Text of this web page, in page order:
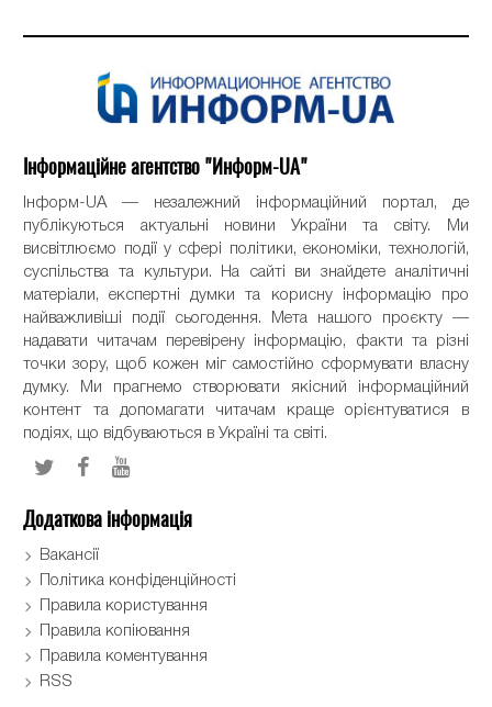
Інформаційне агентство "Информ-UA"
Інформ-UA — незалежний інформаційний портал, де
публікуються актуальні новини України та світу. Ми
висвітлюємо події у сфері політики, економіки, технологій,
суспільства та культури. На сайті ви знайдете аналітичні
матеріали, експертні думки та корисну інформацію про
найважливіші події сьогодення. Мета нашого проєкту —
надавати читачам перевірену інформацію, факти та різні
точки зору, щоб кожен міг самостійно сформувати власну
думку. Ми прагнемо створювати якісний інформаційний
контент та допомагати читачам краще орієнтуватися в
подіях, що відбуваються в Україні та світі.
Додаткова інформація
Вакансії
Політика конфіденційності
Правила користування
Правила копіювання
Правила коментування
RSS